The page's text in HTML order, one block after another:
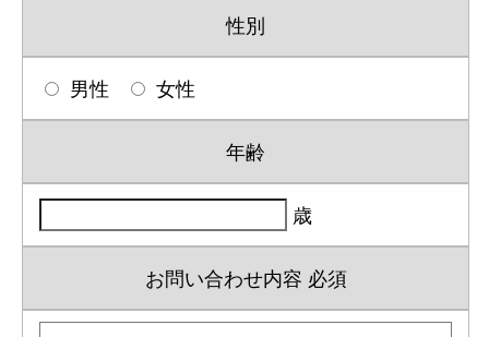
性別
男性 女性
年齢
歳
お問い合わせ内容 必須